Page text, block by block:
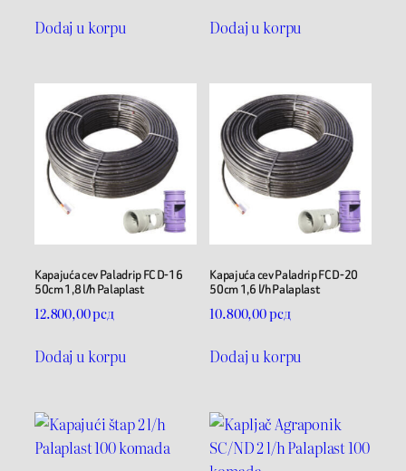
Dodaj u korpu Dodaj u korpu
Kapajuća cev Paladrip FC D-16
50cm 1,8 l/h Palaplast
12.800,00рсд
Dodaj u korpu
Kapajuća cev Paladrip FC D-20
50cm 1,6 l/h Palaplast
10.800,00рсд
Dodaj u korpu